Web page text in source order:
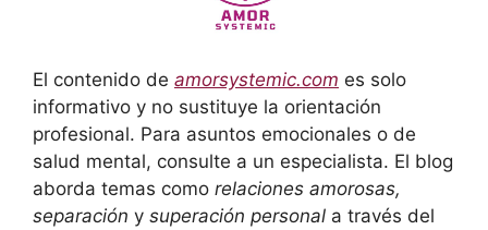
El contenido de amorsystemic.com es solo
informativo y no sustituye la orientación
profesional. Para asuntos emocionales o de
salud mental, consulte a un especialista. El blog
aborda temas como relaciones amorosas,
separación y superación personal a través del